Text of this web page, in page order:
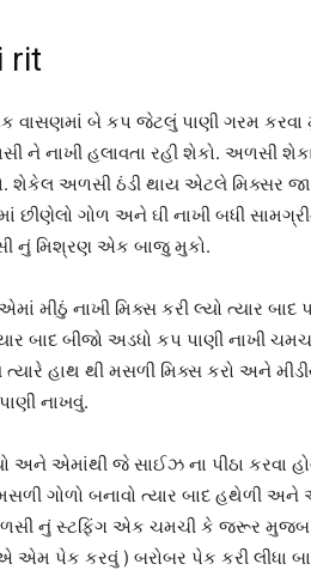
rit
વાસણમાં બે કપ જેટલું પાણી ગરમ કરવા
ને નાખી હલાવતા રહી શેકો. અળસી
શેકેલ અળસી ઠંડી થાય એટલે મિક્સર
ગોળ અને ઘી નાખી બધી
નું મિશ્રણ એક બાજુ મુકો.
મીઠું નાખી મિક્સ કરી લ્યો ત્યાર
બાદ બીજો અડધો કપ પાણી નાખી
હાથ થી મસળી મિક્સ કરો અને
નાખવું.
અને એમાંથી જે સાઈઝ ના પીઠા કરવા
ગોળો બનાવો ત્યાર બાદ હથેળી અને
નું સ્ટફિંગ એક ચમચી કે જરૂર મુજબ
એમ પેક કરવું ) બરોબર પેક કરી લીધા